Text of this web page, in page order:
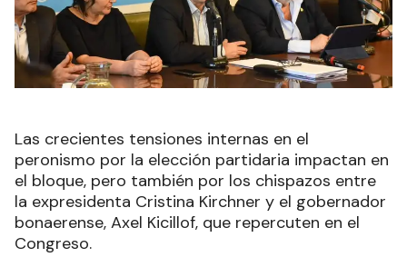
Las crecientes tensiones internas en el
peronismo por la elección partidaria impactan en
el bloque, pero también por los chispazos entre
la expresidenta Cristina Kirchner y el gobernador
bonaerense, Axel Kicillof, que repercuten en el
Congreso.